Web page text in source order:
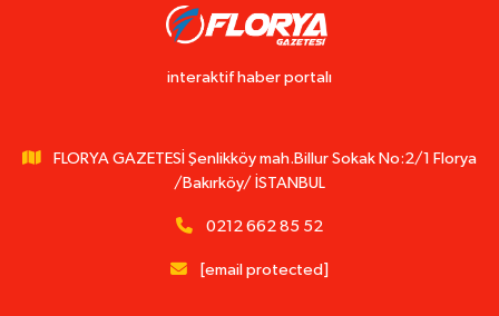
interaktif haber portalı
FLORYA GAZETESİ Şenlikköy mah.Billur Sokak No:2/1 Florya
/Bakırköy/ İSTANBUL
0212 662 85 52
[email protected]